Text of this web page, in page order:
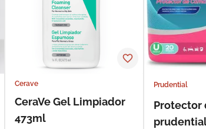
Cerave
CeraVe Gel Limpiador
473ml
Prudential
Protector